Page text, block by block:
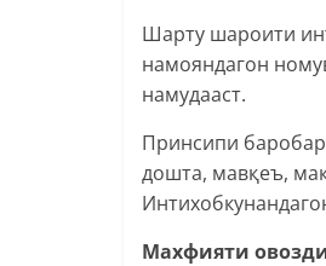
Шарту шароити
намояндагон
намудааст.
Принсипи
дошта, мавқеъ,
Махфияти